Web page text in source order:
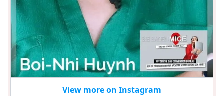
View more on Instagram